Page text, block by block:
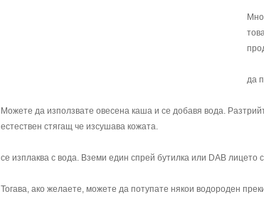
да
Можете да използвате овесена каша и се добавя вода.
естествен стягащ че изсушава кожата.
се изплаква с вода. Вземи един спрей бутилка или DAB лицето
Тогава, ако желаете, можете да потупате някои водороден